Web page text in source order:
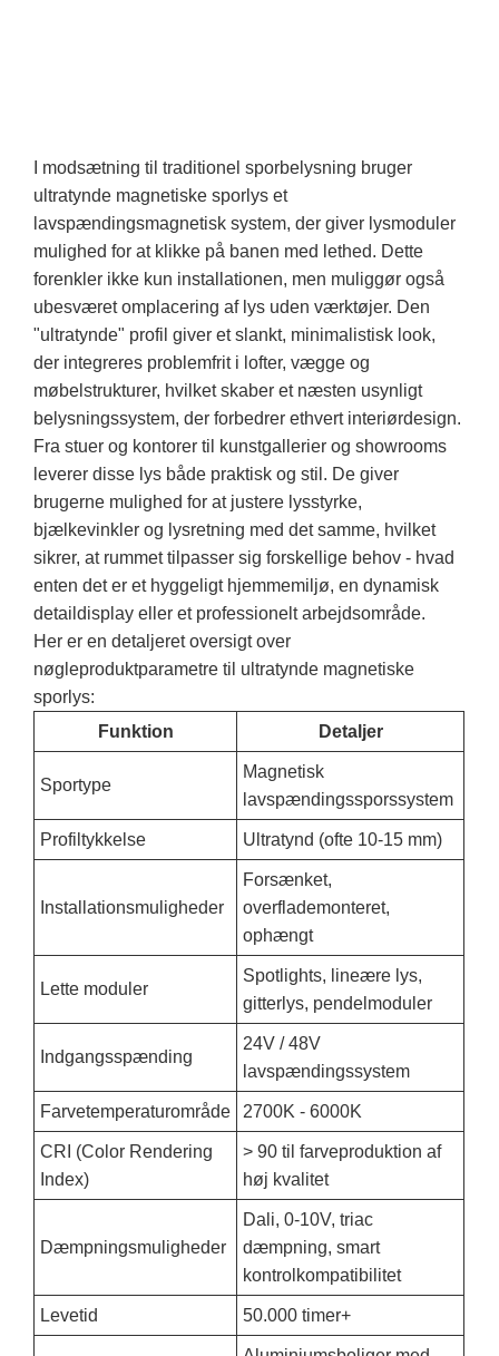
I modsætning til traditionel sporbelysning bruger
ultratynde magnetiske sporlys et
lavspændingsmagnetisk system, der giver lysmoduler
mulighed for at klikke på banen med lethed. Dette
forenkler ikke kun installationen, men muliggør også
ubesværet omplacering af lys uden værktøjer. Den
"ultratynde" profil giver et slankt, minimalistisk look,
der integreres problemfrit i lofter, vægge og
møbelstrukturer, hvilket skaber et næsten usynligt
belysningssystem, der forbedrer ethvert interiørdesign.
Fra stuer og kontorer til kunstgallerier og showrooms
leverer disse lys både praktisk og stil. De giver
brugerne mulighed for at justere lysstyrke,
bjælkevinkler og lysretning med det samme, hvilket
sikrer, at rummet tilpasser sig forskellige behov - hvad
enten det er et hyggeligt hjemmemiljø, en dynamisk
detaildisplay eller et professionelt arbejdsområde.
Her er en detaljeret oversigt over
nøgleproduktparametre til ultratynde magnetiske
sporlys:
Funktion
Detaljer
Sportype
Magnetisk
lavspændingssporssystem
Profiltykkelse Ultratynd (ofte 10-15 mm)
Installationsmuligheder
Forsænket,
overflademonteret,
ophængt
Lette moduler
Spotlights, lineære lys,
gitterlys, pendelmoduler
Indgangsspænding
24V / 48V
lavspændingssystem
Farvetemperaturområde 2700K - 6000K
CRI (Color Rendering
Index)
> 90 til farveproduktion af
høj kvalitet
Dæmpningsmuligheder
Dali, 0-10V, triac
dæmpning, smart
kontrolkompatibilitet
Levetid 50.000 timer+